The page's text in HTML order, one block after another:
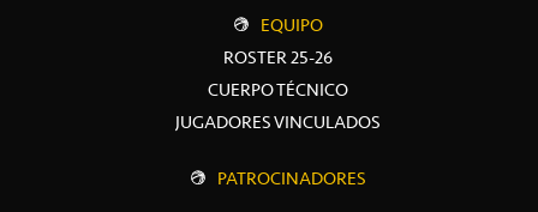
EQUIPO
ROSTER 25-26
CUERPO TÉCNICO
JUGADORES VINCULADOS
PATROCINADORES